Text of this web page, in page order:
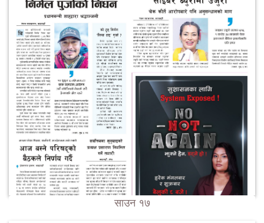
साउन १७